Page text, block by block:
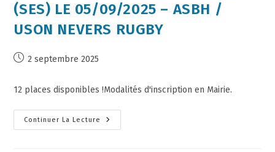
(SES) LE 05/09/2025 – ASBH /
USON NEVERS RUGBY
2 septembre 2025
12 places disponibles !Modalités d'inscription en Mairie.
Continuer La Lecture